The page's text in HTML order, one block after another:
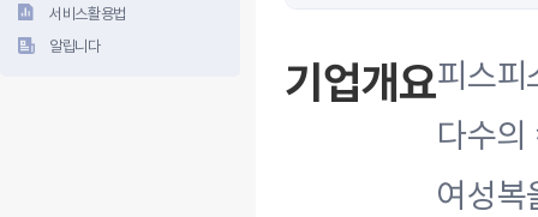
서비스활용법
알립니다
기업개요피스피
다수의
여성복